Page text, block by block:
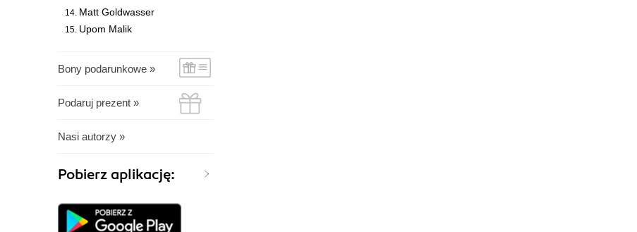
Matt Goldwasser
Upom Malik
Bony podarunkowe »
Podaruj prezent »
Nasi autorzy »
Pobierz aplikację: